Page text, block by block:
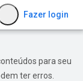
Fazer login
para seu
ter erros.